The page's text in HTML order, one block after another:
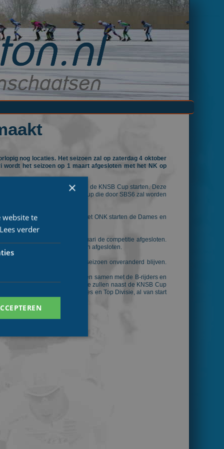
nog locaties. Het seizoen zal op zaterdag 4 oktober
wordt het seizoen op 1 maart afgesloten met het NK op
helft van acht wedstrijden in de KNSB Cup starten. Deze
2 november de Essent Cup die door SBS6 zal worden
buiten Nederland. Na het ONK starten de Dames en
18 tot en met zondag 22 februari de competitie afgesloten.
het seizoen 2008/2009 worden afgesloten.
van de Essent Cup komend seizoen onveranderd blijven.
overgebleven A-rijders zullen samen met de B-rijders en
rijders in deze Eerste Divisie zullen naast de KNSB Cup
om 9 uur, voor de Dames en Top Divisie, al van start
×
website te
Lees verder